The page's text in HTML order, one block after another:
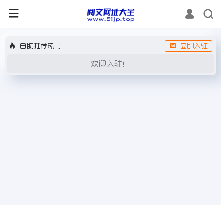
自助推荐热门 立即入驻
欢迎入驻！